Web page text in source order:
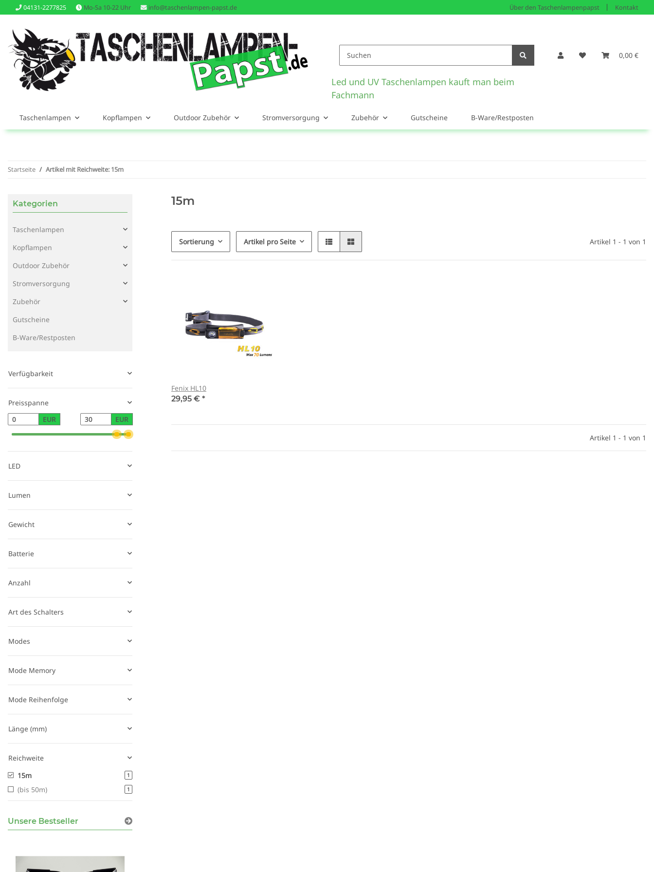
Über den Taschenlampenpapst Kontakt
04131-2277825 Mo-Sa 10-22 Uhr info@taschenlampen-papst.de
Led und UV Taschenlampen kauft man beim
Fachmann
0,00 €
Taschenlampen Kopflampen Outdoor Zubehör Stromversorgung Zubehör Gutscheine B-Ware/Restposten
Startseite Artikel mit Reichweite: 15m
15m
Sortierung Artikel pro Seite Artikel 1 - 1 von 1
Fenix HL10
29,95 € *
Artikel 1 - 1 von 1
Kategorien
Taschenlampen
Kopflampen
Outdoor Zubehör
Stromversorgung
Zubehör
Gutscheine
B-Ware/Restposten
Verfügbarkeit
Preisspanne
EUR
EUR
LED
Lumen
Gewicht
Batterie
Anzahl
Art des Schalters
Modes
Mode Memory
Mode Reihenfolge
Länge (mm)
Reichweite
15m
1
(bis 50m) 1
Unsere Bestseller